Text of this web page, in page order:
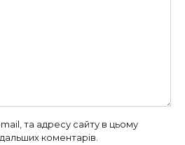
та адресу сайту в цьому
коментарів.